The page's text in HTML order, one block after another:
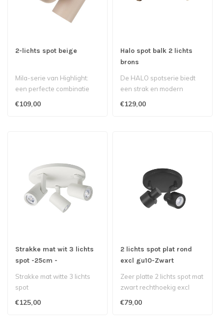
2-lichts spot beige
Mila-serie van Highlight:
een perfecte combinatie
€109,00
Halo spot balk 2 lichts
brons
De HALO spotserie biedt
een strak en modern
€129,00
Strakke mat wit 3 lichts
spot -25cm -
Strakke mat witte 3 lichts
spot
€125,00
2 lichts spot plat rond
excl gu10-Zwart
Zeer platte 2 lichts spot mat
zwart rechthoekig excl
€79,00